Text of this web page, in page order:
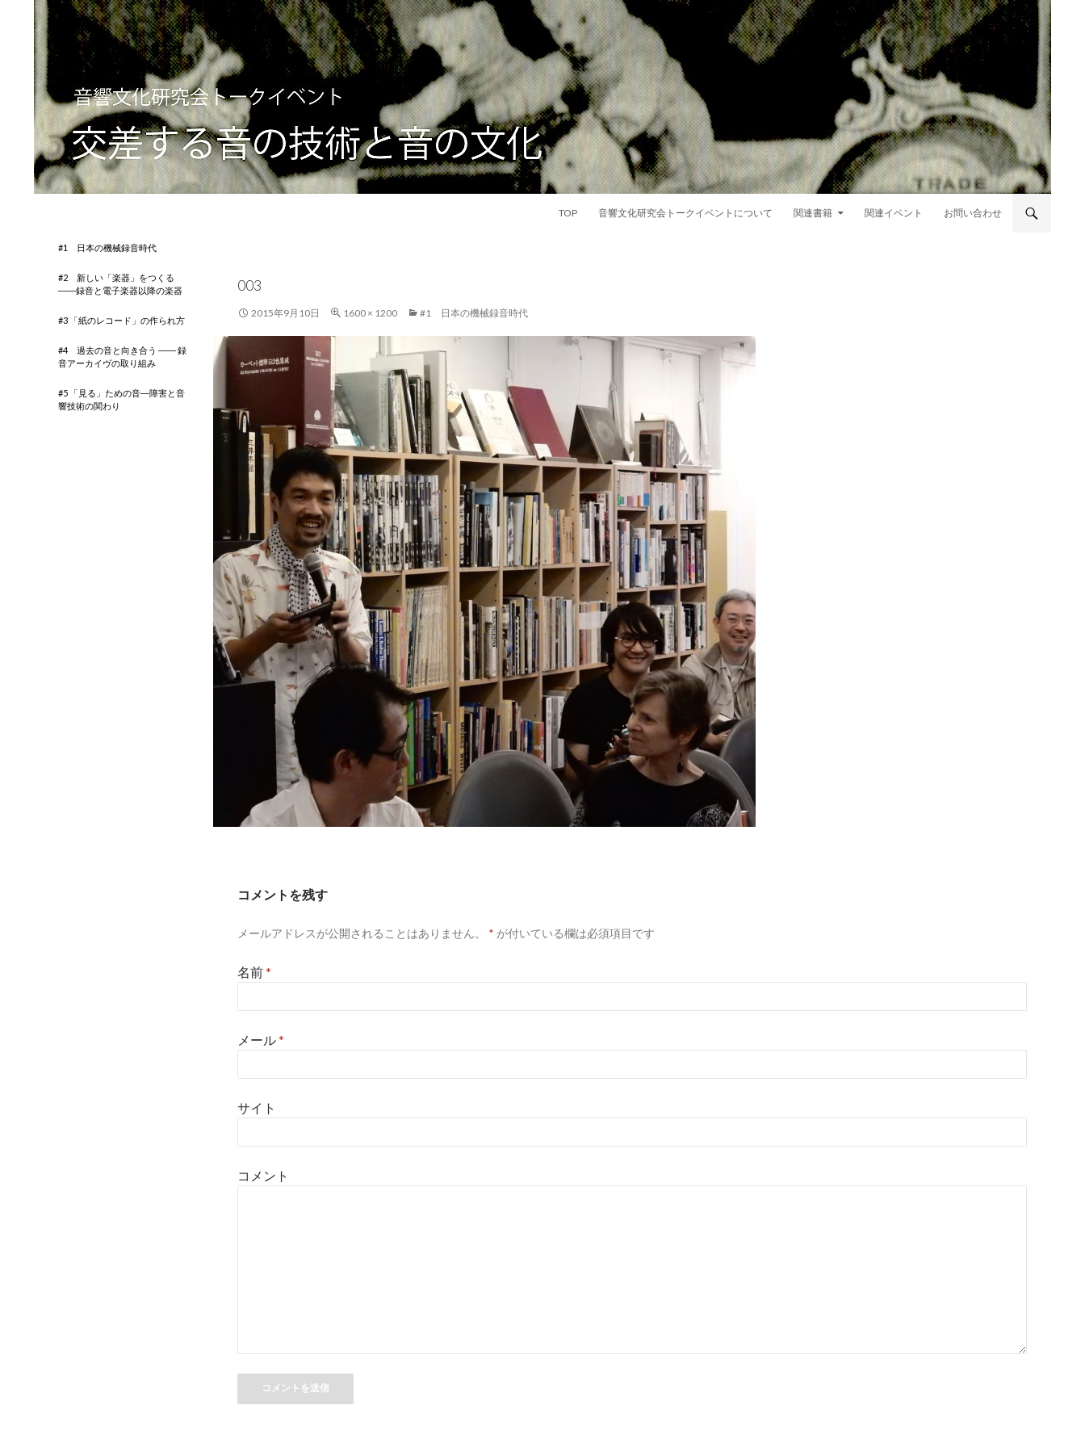
TOP 音響文化研究会トークイベントについて 関連書籍 関連イベント お問い合わせ
003
2015年9月10日 1600 × 1200 #1 日本の機械録音時代
コメントを残す
メールアドレスが公開されることはありません。 * が付いている欄は必須項目です
名前*
メール*
サイト
コメント
#1 日本の機械録音時代
#2 新しい「楽器」をつくる
――録音と電子楽器以降の楽器
#3 「紙のレコード」の作られ方
#4 過去の音と向き合う ―― 録
音アーカイヴの取り組み
#5 「見る」ための音―障害と音
響技術の関わり